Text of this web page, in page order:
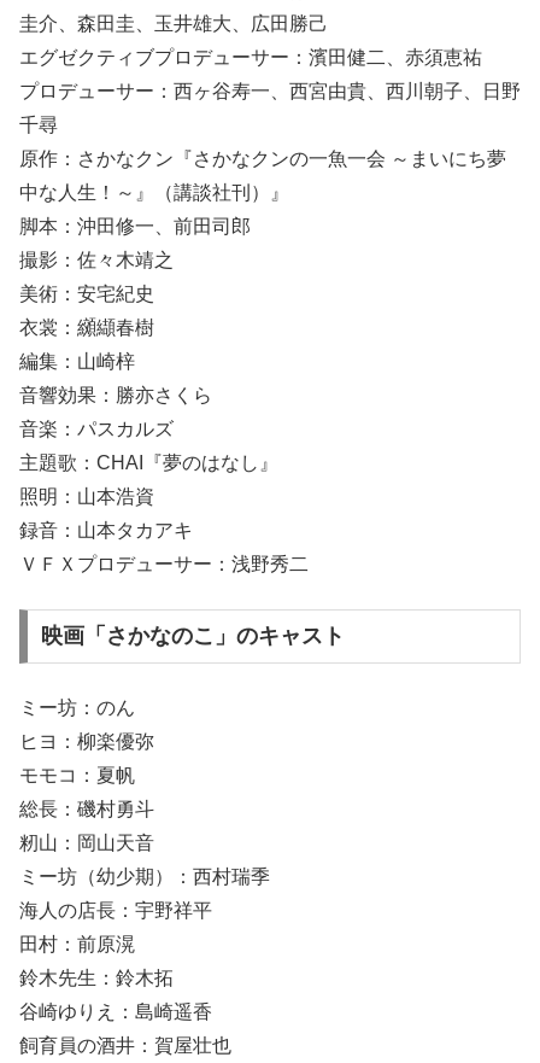
圭介、森田圭、玉井雄大、広田勝己
エグゼクティブプロデューサー：濱田健二、赤須恵祐
プロデューサー：西ヶ谷寿一、西宮由貴、西川朝子、日野
千尋
原作：さかなクン『さかなクンの一魚一会 ～まいにち夢
中な人生！～』（講談社刊）』
脚本：沖田修一、前田司郎
撮影：佐々木靖之
美術：安宅紀史
衣裳：纐纈春樹
編集：山崎梓
音響効果：勝亦さくら
音楽：パスカルズ
主題歌：CHAI『夢のはなし』
照明：山本浩資
録音：山本タカアキ
ＶＦＸプロデューサー：浅野秀二
映画「さかなのこ」のキャスト
ミー坊：のん
ヒヨ：柳楽優弥
モモコ：夏帆
総長：磯村勇斗
籾山：岡山天音
ミー坊（幼少期）：西村瑞季
海人の店長：宇野祥平
田村：前原滉
鈴木先生：鈴木拓
谷崎ゆりえ：島崎遥香
飼育員の酒井：賀屋壮也